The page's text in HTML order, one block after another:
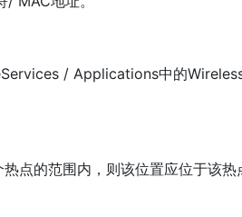
/ Applications中的
点的范围内，则该位置应位于该热